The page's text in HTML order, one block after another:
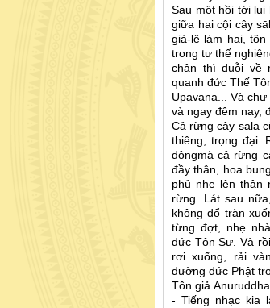
Sau một hồi tới lui
giữa hai cội cây
già-lê làm hai,
trong tư thế
chân thì duỗi về
quanh đức Thế
Upavāna... Và
và ngay đêm nay,
Cả rừng cây sālā
thiêng, trọng đại.
độngmà cả rừng
đầy thân, hoa
phủ nhẹ lên thân
rừng. Lát sau
không đổ tràn
từng đợt, nhẹ
đức Tôn Sư. Và
rơi xuống, rải
dường đức Phật
Tôn giả
- Tiếng nhạc kia